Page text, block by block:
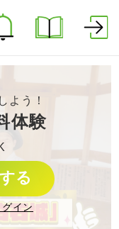
よう！
体験
る
イン